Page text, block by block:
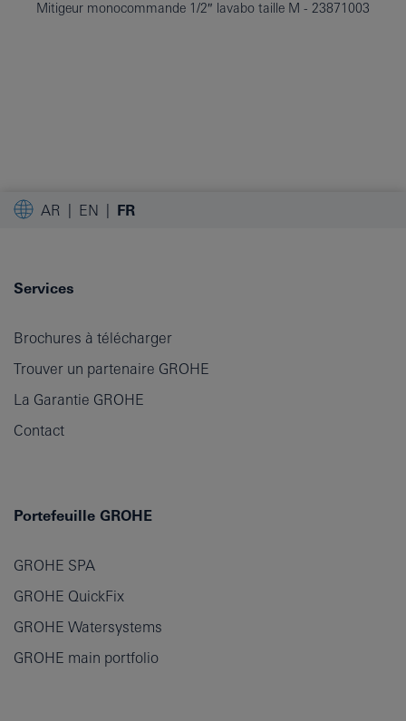
Mitigeur monocommande 1/2″ lavabo taille M
23871003
AR EN FR
Services
Brochures à télécharger
Trouver un partenaire GROHE
La Garantie GROHE
Contact
Portefeuille GROHE
GROHE SPA
GROHE QuickFix
GROHE Watersystems
GROHE main portfolio